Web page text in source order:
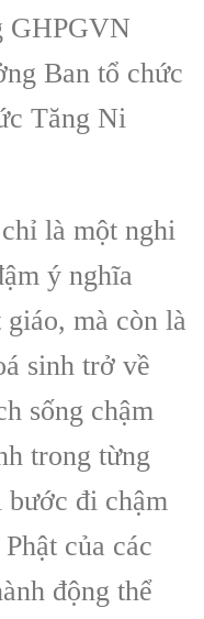
GHPGVN
Ban tổ chức
Tăng Ni
là một nghi
ý nghĩa
mà còn là
sinh trở về
sống chậm
trong từng
đi chậm
của các
động thể